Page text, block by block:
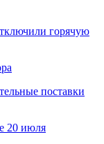
горячую
поставки
20 июля